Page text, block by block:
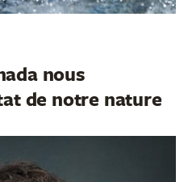
nous
de notre nature